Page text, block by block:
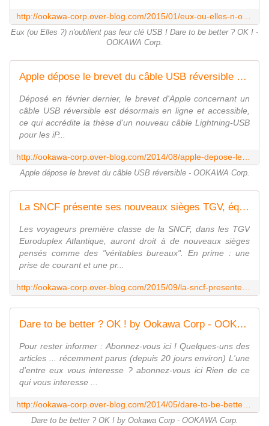
Eux (ou Elles ?) n'oublient pas leur clé USB ! Dare to be better ? OK ! -
OOKAWA Corp.
Apple dépose le brevet du câble USB réversible - OOKAWA Corp.
Déposé en février dernier, le brevet d'Apple concernant un
câble USB réversible est désormais en ligne et accessible,
ce qui accrédite la thèse d'un nouveau câble Lightning-USB
pour les iP...
Apple dépose le brevet du câble USB réversible - OOKAWA Corp.
La SNCF présente ses nouveaux sièges TGV, équipés en USB - OOKAWA Corp.
Les voyageurs première classe de la SNCF, dans les TGV
Euroduplex Atlantique, auront droit à de nouveaux sièges
pensés comme des "véritables bureaux". En prime : une
prise de courant et une pr...
Dare to be better ? OK ! by Ookawa Corp - OOKAWA Corp.
Pour rester informer : Abonnez-vous ici ! Quelques-uns des
articles ... récemment parus (depuis 20 jours environ) L'une
d'entre eux vous interesse ? abonnez-vous ici Rien de ce
qui vous interesse ...
Dare to be better ? OK ! by Ookawa Corp - OOKAWA Corp.